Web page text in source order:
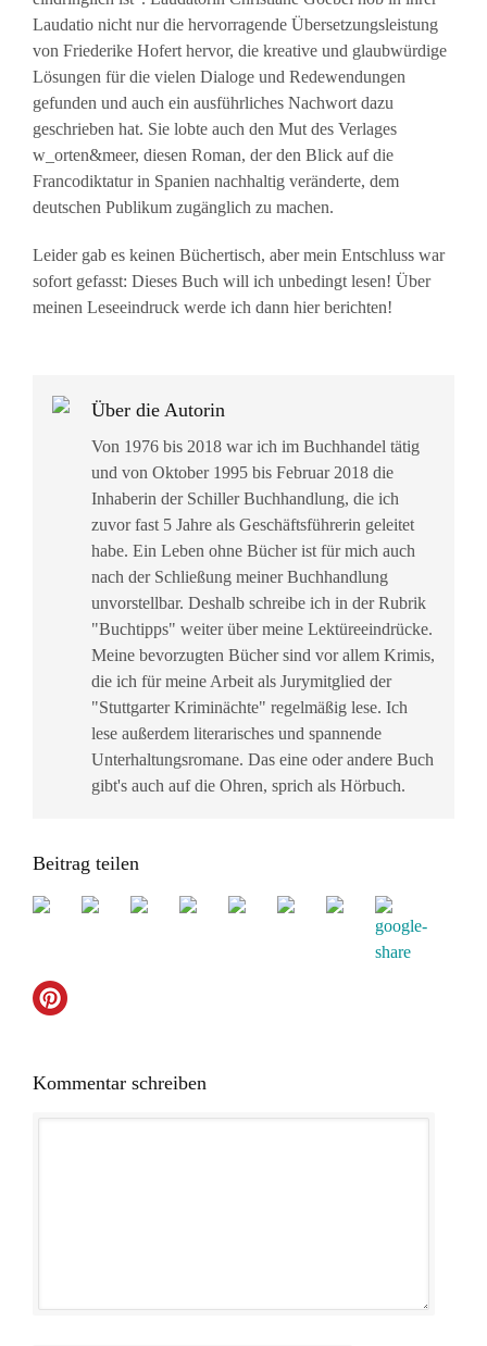
Laudatio nicht nur die hervorragende Übersetzungsleistung
von Friederike Hofert hervor, die kreative und glaubwürdige
Lösungen für die vielen Dialoge und Redewendungen
gefunden und auch ein ausführliches Nachwort dazu
geschrieben hat. Sie lobte auch den Mut des Verlages
w_orten&meer, diesen Roman, der den Blick auf die
Francodiktatur in Spanien nachhaltig veränderte, dem
deutschen Publikum zugänglich zu machen.
Leider gab es keinen Büchertisch, aber mein Entschluss war
sofort gefasst: Dieses Buch will ich unbedingt lesen! Über
meinen Leseeindruck werde ich dann hier berichten!
Über die Autorin
Von 1976 bis 2018 war ich im Buchhandel tätig
und von Oktober 1995 bis Februar 2018 die
Inhaberin der Schiller Buchhandlung, die ich
zuvor fast 5 Jahre als Geschäftsführerin geleitet
habe. Ein Leben ohne Bücher ist für mich auch
nach der Schließung meiner Buchhandlung
unvorstellbar. Deshalb schreibe ich in der Rubrik
"Buchtipps" weiter über meine Lektüreeindrücke.
Meine bevorzugten Bücher sind vor allem Krimis,
die ich für meine Arbeit als Jurymitglied der
"Stuttgarter Kriminächte" regelmäßig lese. Ich
lese außerdem literarisches und spannende
Unterhaltungsromane. Das eine oder andere Buch
gibt's auch auf die Ohren, sprich als Hörbuch.
Beitrag teilen
Kommentar schreiben